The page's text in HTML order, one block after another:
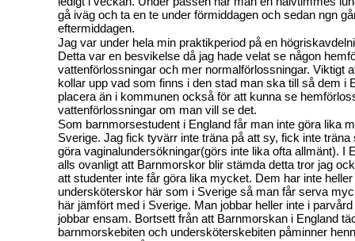
gå iväg och ta en te under förmiddagen och sedan ngn
eftermiddagen.
Jag var under hela min praktikperiod på en
Detta var en besvikelse då jag hade velat se någon
vattenförlossningar och mer normalförlossningar. Viktigt
kollar upp vad som finns i den stad man ska till så dem i
placera än i kommunen också för att kunna se
vattenförlossningar om man vill se det.
Som barnmorsestudent i England får man inte göra lika
Sverige. Jag fick tyvärr inte träna på att sy, fick inte
göra vaginalundersökningar(görs inte lika ofta allmänt). I
alls ovanligt att Barnmorskor blir stämda detta tror jag
att studenter inte får göra lika mycket. Dem har inte
undersköterskor här som i Sverige så man får serva
här jämfört med i Sverige. Man jobbar heller inte i
jobbar ensam. Bortsett från att Barnmorskan i England
barnmorskebiten och undersköterskebiten påminner